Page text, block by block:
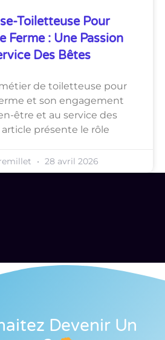
Toiletteuse Pour
Ferme : Une Passion
Des Bêtes
de toiletteuse pour
et son engagement
être et au service des
article présente le rôle
28 avril 2026
Devenir Un